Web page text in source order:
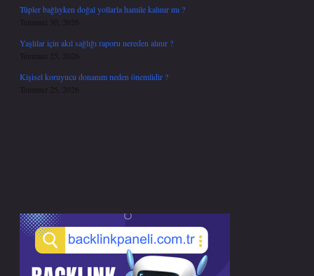
Tüpler bağlıyken doğal yollarla hamile kalınır mı ?
Temmuz 30, 2026
Yaşlılar için akıl sağlığı raporu nereden alınır ?
Temmuz 25, 2026
Kişisel koruyucu donanım neden önemlidir ?
Temmuz 25, 2026